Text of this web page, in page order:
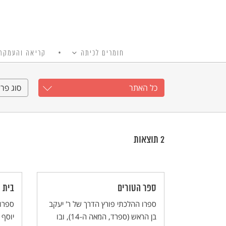
חומרים לכיתה קריאה
כל האתר סוג
2 תוצאות
ספר הטורים
ספרו ההלכתי פורץ הדרך של ר' יעקב
בן הראש (ספרד, המאה ה-14), ובו
בית